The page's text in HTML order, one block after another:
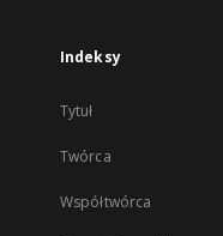
Indeksy
Tytuł
Twórca
Współtwórca